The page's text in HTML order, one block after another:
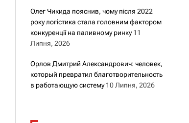
Олег Чикида пояснив, чому після 2022
року логістика стала головним фактором
конкуренції на паливному ринку 11
Липня, 2026
Орлов Дмитрий Александрович: человек,
который превратил благотворительность
в работающую систему 10 Липня, 2026